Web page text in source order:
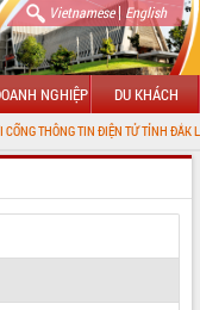
Vietnamese| English
NGHIỆP DU KHÁCH
TIN ĐIỆN TỬ TỈNH ĐẮK LẮK